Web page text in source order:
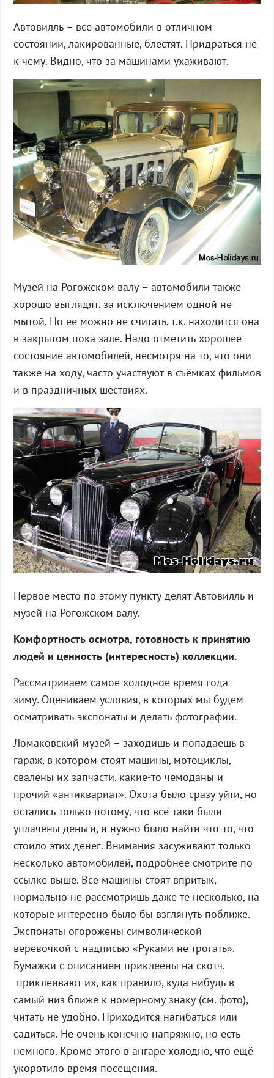
Автовилль – все автомобили в отличном
состоянии, лакированные, блестят. Придраться не
к чему. Видно, что за машинами ухаживают.
Музей на Рогожском валу – автомобили также
хорошо выглядят, за исключением одной не
мытой. Но её можно не считать, т.к. находится она
в закрытом пока зале. Надо отметить хорошее
состояние автомобилей, несмотря на то, что они
также на ходу, часто участвуют в съёмках фильмов
и в праздничных шествиях.
Первое место по этому пункту делят Автовилль и
музей на Рогожском валу.
Комфортность осмотра, готовность к принятию
людей и ценность (интересность) коллекции.
Рассматриваем самое холодное время года -
зиму. Оцениваем условия, в которых мы будем
осматривать экспонаты и делать фотографии.
Ломаковский музей – заходишь и попадаешь в
гараж, в котором стоят машины, мотоциклы,
свалены их запчасти, какие-то чемоданы и
прочий «антиквариат». Охота было сразу уйти, но
остались только потому, что всё-таки были
уплачены деньги, и нужно было найти что-то, что
стоило этих денег. Внимания засуживают только
несколько автомобилей, подробнее смотрите по
ссылке выше. Все машины стоят впритык,
нормально не рассмотришь даже те несколько, на
которые интересно было бы взглянуть поближе.
Экспонаты огорожены символической
верёвочкой с надписью «Руками не трогать».
Бумажки с описанием приклеены на скотч,
приклеивают их, как правило, куда нибудь в
самый низ ближе к номерному знаку (см. фото),
читать не удобно. Приходится нагибаться или
садиться. Не очень конечно напряжно, но есть
немного. Кроме этого в ангаре холодно, что ещё
укоротило время посещения.